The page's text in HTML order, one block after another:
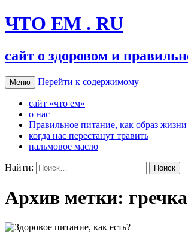
ЧТО ЕМ . RU
сайт о здоровом и
Меню Перейти к содержимому
сайт «что ем»
о нас
Правильное питание, как образ жизни
когда нас перестанут травить
пальмовое масло
Найти:
Архив метки: гречка